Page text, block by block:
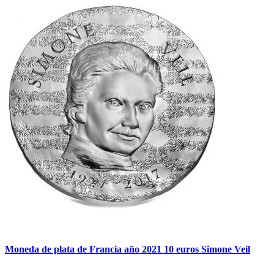
Moneda de plata de Francia año 2021 10 euros Simone Veil